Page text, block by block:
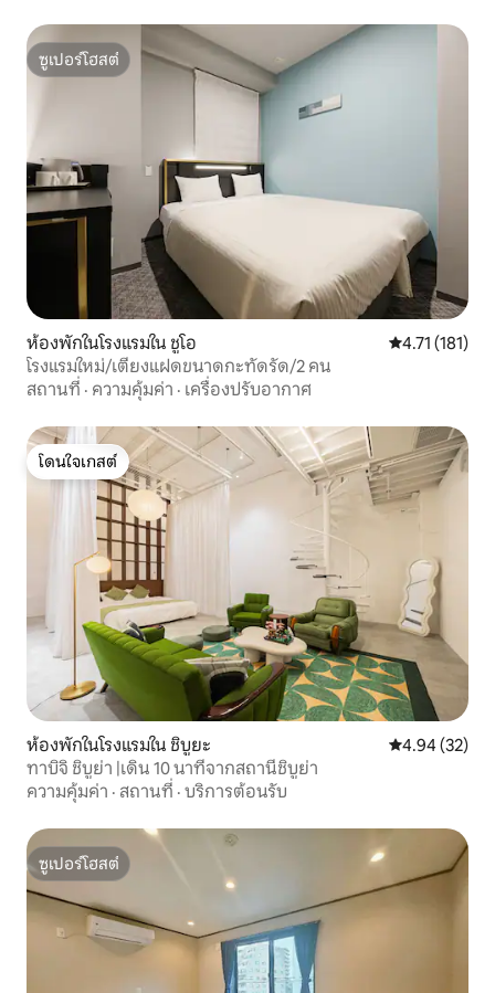
ซูเปอร์โฮสต์
ซูเปอร์โฮสต์
ห้องพักในโรงแรมใน ชูโอ คะแนนเฉลี่ย
4.71 (181)
โรงแรมใหม่/เตียงแฝดขนาดกะทัดรัด/2 คน
สถานที่ · ความคุ้มค่า · เครื่องปรับอากาศ
โดนใจเกสต์
โดนใจเกสต์
ห้องพักในโรงแรมใน ชิบูยะ คะแนนเฉลี่ย
4.94 (32)
ทาบิจิ ชิบูย่า |เดิน 10 นาทีจากสถานีชิบูย่า
ความคุ้มค่า · สถานที่ · บริการต้อนรับ
ซูเปอร์โฮสต์
ซูเปอร์โฮสต์